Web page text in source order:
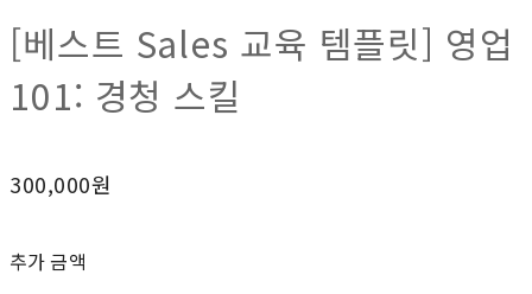
[베스트 Sales 교육 템플릿] 영업
101: 경청 스킬
300,000원
추가 금액